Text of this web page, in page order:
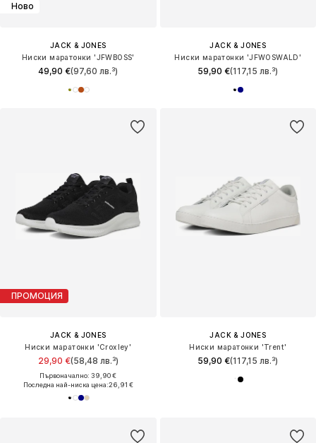
Ново
JACK & JONES
Ниски маратонки 'JFWBOSS'
49,90 €(97,60 лв.³)
JACK & JONES
Ниски маратонки 'JFWOSWALD'
59,90 €(117,15 лв.³)
ПРОМОЦИЯ
JACK & JONES
Ниски маратонки 'Croxley'
29,90 €(58,48 лв.³)
Първоначално: 39,90 €
Последна най-ниска цена:26,91 €
JACK & JONES
Ниски маратонки 'Trent'
59,90 €(117,15 лв.³)